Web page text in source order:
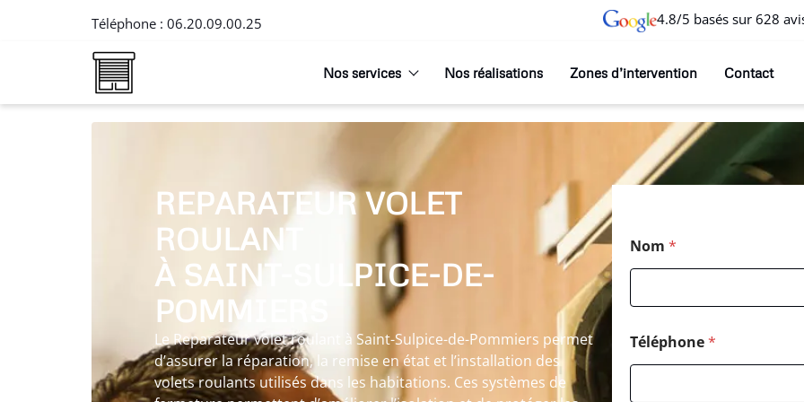
Téléphone : 06.20.09.00.25 4.8/5 basés sur 628
Nos services Nos réalisations Zones d’intervention Contact
REPARATEUR VOLET
ROULANT
À SAINT-SULPICE-DE-
POMMIERS
Le Reparateur volet roulant à Saint-Sulpice-de-Pommiers permet
d’assurer la réparation, la remise en état et l’installation des
volets roulants utilisés dans les habitations. Ces systèmes de
Nom *
Téléphone*